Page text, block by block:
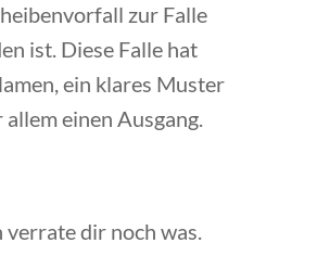
zur Falle
ist. Diese Falle hat
ein klares Muster
allem einen Ausgang.
verrate dir noch was.